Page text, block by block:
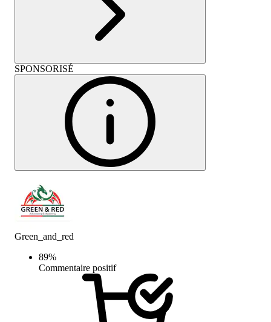
SPONSORISÉ
Green_and_red
89%
Commentaire positif